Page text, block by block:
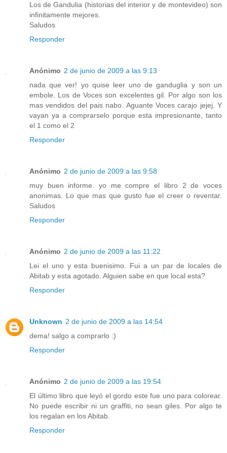
Los de Gandulia (historias del interior y de montevideo) son
infinitamente mejores.
Saludos
Responder
Anónimo 2 de junio de 2009 a las 9:13
nada que ver! yo quise leer uno de ganduglia y son un
embole. Los de Voces son excelentes gil. Por algo son los
mas vendidos del pais nabo. Aguante Voces carajo jejej. Y
vayan ya a comprarselo porque esta impresionante, tanto
el 1 como el 2
Responder
Anónimo 2 de junio de 2009 a las 9:58
muy buen informe. yo me compre el libro 2 de voces
anonimas. Lo que mas que gusto fue el creer o reventar.
Saludos
Responder
Anónimo 2 de junio de 2009 a las 11:22
Lei el uno y esta buenisimo. Fui a un par de locales de
Abitab y esta agotado. Alguien sabe en que local esta?
Responder
Unknown 2 de junio de 2009 a las 14:54
dema! salgo a comprarlo :)
Responder
Anónimo 2 de junio de 2009 a las 19:54
El último libro que leyó el gordo este fue uno para colorear.
No puede escribir ni un graffiti, no sean giles. Por algo te
los regalan en los Abitab.
Responder